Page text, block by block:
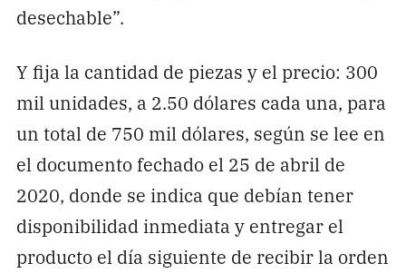
desechable”.
Y fija la cantidad de piezas y el precio: 300
mil unidades, a 2.50 dólares cada una, para
un total de 750 mil dólares, según se lee en
el documento fechado el 25 de abril de
2020, donde se indica que debían tener
disponibilidad inmediata y entregar el
producto el día siguiente de recibir la orden